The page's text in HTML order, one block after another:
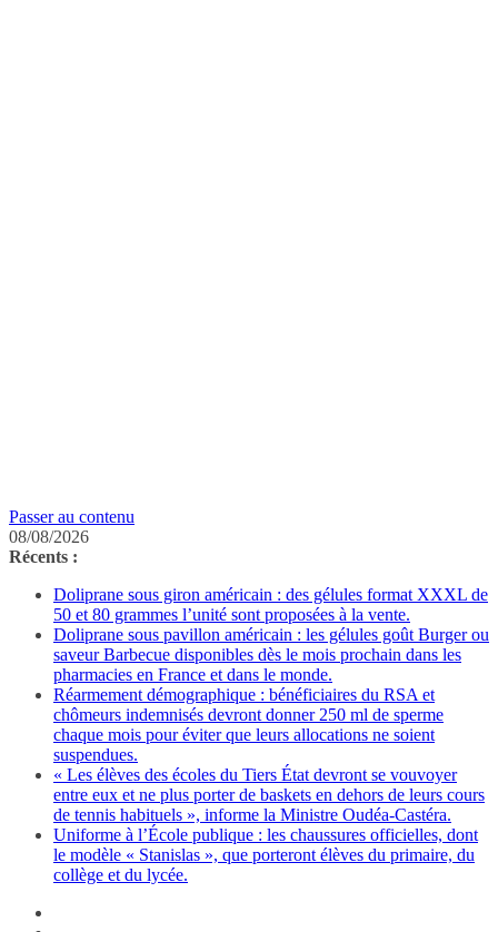
Passer au contenu
08/08/2026
Récents :
Doliprane sous giron américain : des gélules format XXXL de
50 et 80 grammes l’unité sont proposées à la vente.
Doliprane sous pavillon américain : les gélules goût Burger ou
saveur Barbecue disponibles dès le mois prochain dans les
pharmacies en France et dans le monde.
Réarmement démographique : bénéficiaires du RSA et
chômeurs indemnisés devront donner 250 ml de sperme
chaque mois pour éviter que leurs allocations ne soient
suspendues.
« Les élèves des écoles du Tiers État devront se vouvoyer
entre eux et ne plus porter de baskets en dehors de leurs cours
de tennis habituels », informe la Ministre Oudéa-Castéra.
Uniforme à l’École publique : les chaussures officielles, dont
le modèle « Stanislas », que porteront élèves du primaire, du
collège et du lycée.